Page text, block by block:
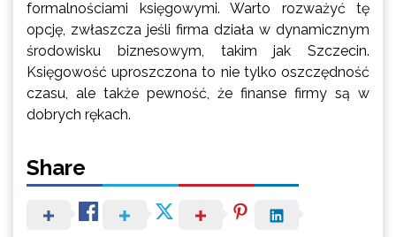
formalnościami księgowymi. Warto rozważyć tę
opcję, zwłaszcza jeśli firma działa w dynamicznym
środowisku biznesowym, takim jak Szczecin.
Księgowość uproszczona to nie tylko oszczędność
czasu, ale także pewność, że finanse firmy są w
dobrych rękach.
Share